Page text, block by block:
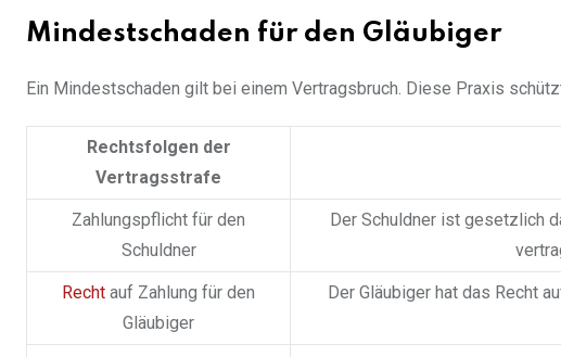
Mindestschaden für den Gläubiger
Ein Mindestschaden gilt bei einem Vertragsbruch. Diese Praxis
Rechtsfolgen der
Vertragsstrafe
Zahlungspflicht für den
Schuldner
Der Schuldner ist gesetzlich
Recht auf Zahlung für den
Gläubiger
Der Gläubiger hat das Recht